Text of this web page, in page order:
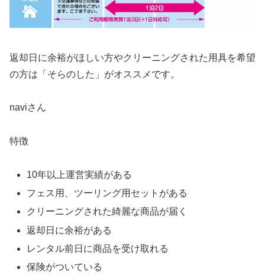
返却日に余裕がほしい方やクリーニングされた用具を希望
の方は「そらのした」がオススメです。
naviさん
特徴
10年以上運営実績がある
フェス用、ツーリング用セットがある
クリーニングされた綺麗な商品が届く
返却日に余裕がある
レンタル前日に商品を受け取れる
保険がついている